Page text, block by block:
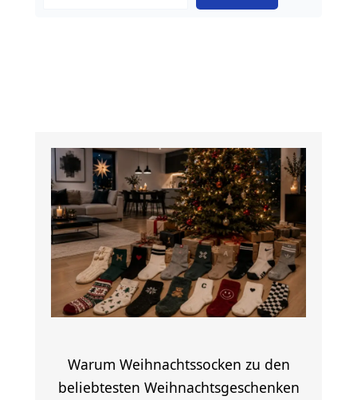
Warum Weihnachtssocken zu den
beliebtesten Weihnachtsgeschenken